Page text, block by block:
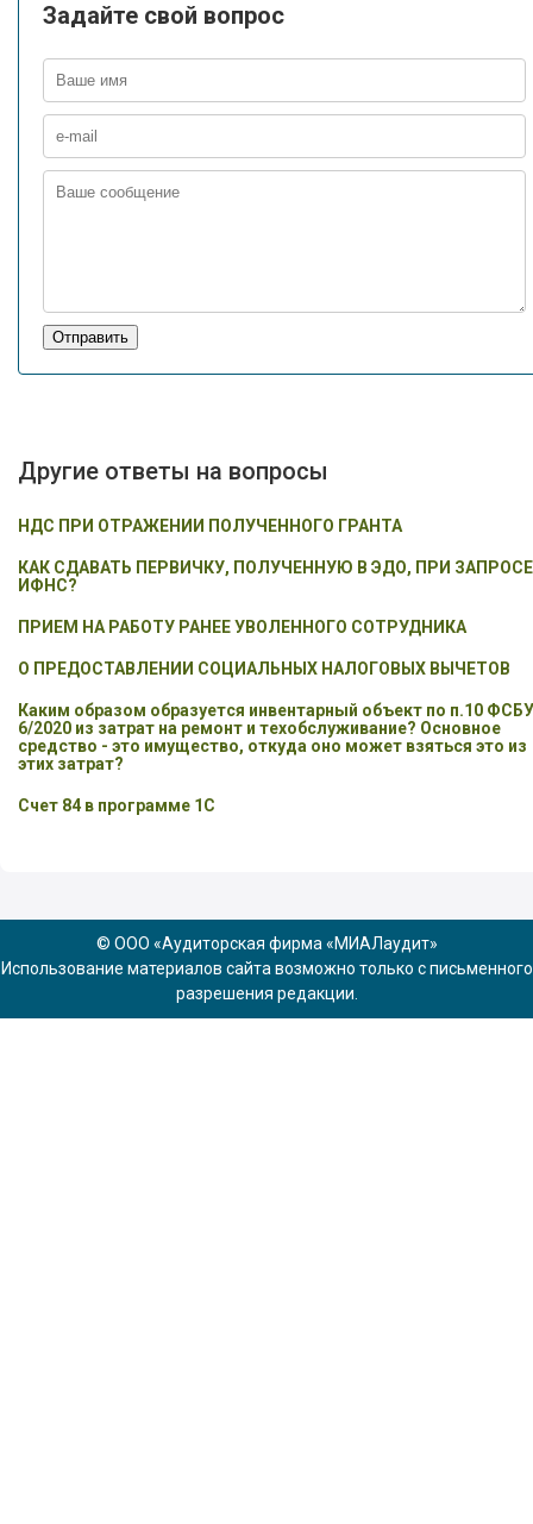
Задайте свой вопрос
Отправить
Другие ответы на вопросы
НДС ПРИ ОТРАЖЕНИИ ПОЛУЧЕННОГО ГРАНТА
КАК СДАВАТЬ ПЕРВИЧКУ, ПОЛУЧЕННУЮ В ЭДО, ПРИ ЗАПРОСЕ
ИФНС?
ПРИЕМ НА РАБОТУ РАНЕЕ УВОЛЕННОГО СОТРУДНИКА
О ПРЕДОСТАВЛЕНИИ СОЦИАЛЬНЫХ НАЛОГОВЫХ ВЫЧЕТОВ
Каким образом образуется инвентарный объект по п.10 ФСБУ
6/2020 из затрат на ремонт и техобслуживание? Основное
средство - это имущество, откуда оно может взяться это из
этих затрат?
Счет 84 в программе 1С
© ООО «Аудиторская фирма «МИАЛаудит»
Использование материалов сайта возможно только с письменного
разрешения редакции.